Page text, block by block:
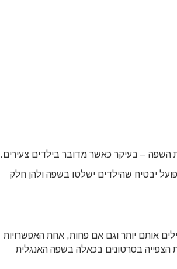
השפה – בעיקר כאשר מדובר בילדים צעירים.
יבטיח שהילדים ישלטו בשפה ולהן חלק
אותם יותר וגם אם פחות, אחת האפשרויות
הצפייה בסרטונים בכאלה בשפה האנגלית